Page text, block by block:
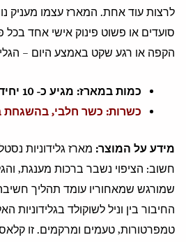
לרצות עוד אחת. המארז עצמו מעניק
סועדים או פשוט פינוק אישי אחד
הקפה או רגע שקט באמצע היום –
כמות במארז: מגיע כ- 10 יחידות של גלידוניות נסטלה.
כשרות: כשר חלבי, בהשגחת
מידע על המוצר: מארז גלידוניות
חשוב: הציפוי נשבר ברכות מענגת,
שמורגש שמאחוריו עומד תהליך
החיבור בין וניל לשוקולד בגלידוניות
טמפרטורות, טעמים ומרקמים. זו